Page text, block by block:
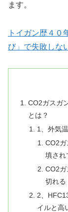
ます。
トイガン歴４０
び」で失敗しな
CO2ガスガ
とは？
1、外気
CO2
填され
CO2ガ
切れる
2、
イルと高